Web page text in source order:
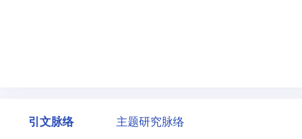
引文脉络 主题研究脉络